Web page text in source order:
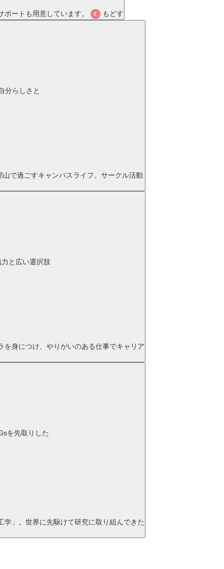
ートも用意しています。 もどす
分らしさと
で過ごすキャンパスライフ。サークル活動
と広い選択肢
身につけ、やりがいのある仕事でキャリア
を先取りした
」。世界に先駆けて研究に取り組んできた